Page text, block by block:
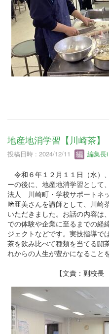
地産地消学習【川崎茶】
投稿日時 : 2024/12/11 編集長i
令和６年１２月１１日（水）
ーの後に、地産地消学習として
法人 川崎町・学校サポートネ
﨑亜美さんを講師として、川崎
いただきました。お話の内容は
での体験や企業に至るまでの経
ジェクトなどです。実技指導で
茶を飲み比べて種類を当てる闘
れからの人生が豊かになること
【文責：副校長 小